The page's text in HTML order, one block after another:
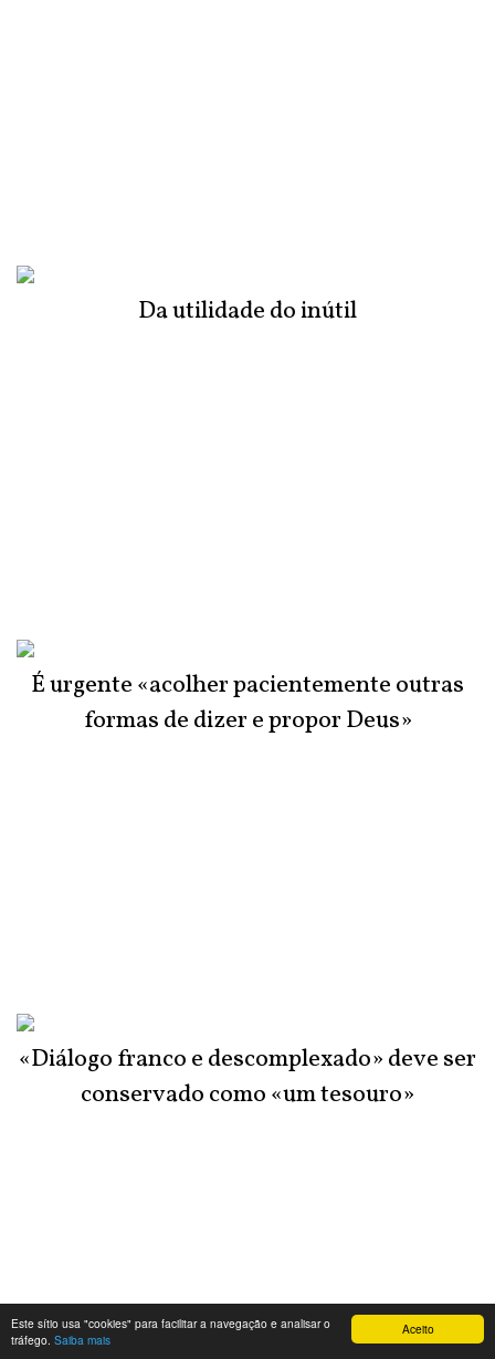
Aceito
Este sítio usa "cookies" para facilitar a navegação e analisar o
tráfego. Saiba mais
Da utilidade do inútil
É urgente «acolher pacientemente outras
formas de dizer e propor Deus»
«Diálogo franco e descomplexado» deve ser
conservado como «um tesouro»